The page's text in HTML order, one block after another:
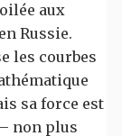
aux
Russie.
les courbes
sa force est
non plus